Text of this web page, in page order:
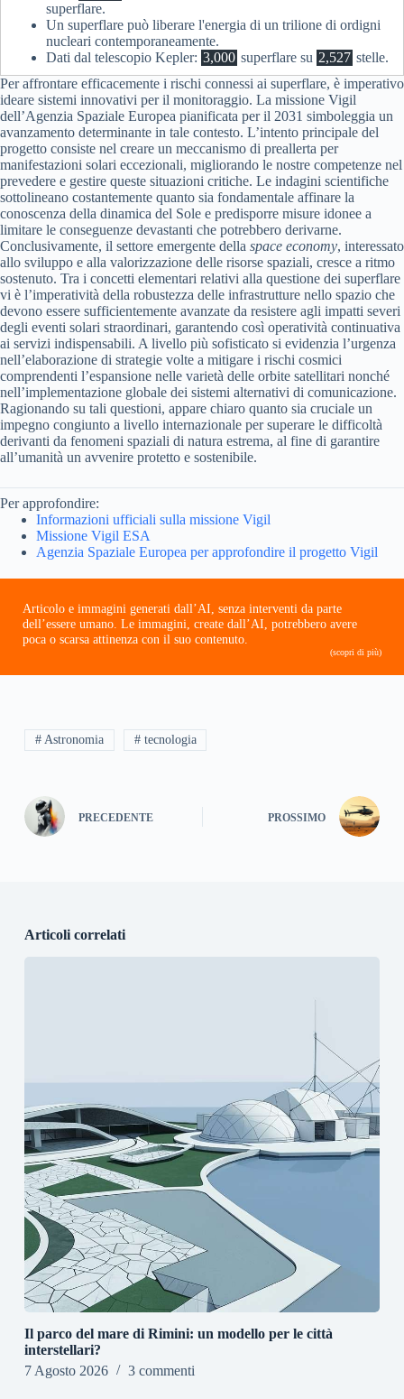
superflare.
Un superflare può liberare l'energia di un trilione di ordigni
nucleari contemporaneamente.
Dati dal telescopio Kepler: 3,000 superflare su 2,527 stelle.
Per affrontare efficacemente i rischi connessi ai superflare, è imperativo
ideare sistemi innovativi per il monitoraggio. La missione Vigil
dell’Agenzia Spaziale Europea pianificata per il 2031 simboleggia un
avanzamento determinante in tale contesto. L’intento principale del
progetto consiste nel creare un meccanismo di preallerta per
manifestazioni solari eccezionali, migliorando le nostre competenze nel
prevedere e gestire queste situazioni critiche. Le indagini scientifiche
sottolineano costantemente quanto sia fondamentale affinare la
conoscenza della dinamica del Sole e predisporre misure idonee a
limitare le conseguenze devastanti che potrebbero derivarne.
Conclusivamente, il settore emergente della space economy, interessato
allo sviluppo e alla valorizzazione delle risorse spaziali, cresce a ritmo
sostenuto. Tra i concetti elementari relativi alla questione dei superflare
vi è l’imperatività della robustezza delle infrastrutture nello spazio che
devono essere sufficientemente avanzate da resistere agli impatti severi
degli eventi solari straordinari, garantendo così operatività continuativa
ai servizi indispensabili. A livello più sofisticato si evidenzia l’urgenza
nell’elaborazione di strategie volte a mitigare i rischi cosmici
comprendenti l’espansione nelle varietà delle orbite satellitari nonché
nell’implementazione globale dei sistemi alternativi di comunicazione.
Ragionando su tali questioni, appare chiaro quanto sia cruciale un
impegno congiunto a livello internazionale per superare le difficoltà
derivanti da fenomeni spaziali di natura estrema, al fine di garantire
all’umanità un avvenire protetto e sostenibile.
Per approfondire:
Informazioni ufficiali sulla missione Vigil
Missione Vigil ESA
Agenzia Spaziale Europea per approfondire il progetto Vigil
Articolo e immagini generati dall’AI, senza interventi da parte
dell’essere umano. Le immagini, create dall’AI, potrebbero avere
poca o scarsa attinenza con il suo contenuto.
(scopri di più)
# Astronomia # tecnologia
PRECEDENTE PROSSIMO
Articoli correlati
Il parco del mare di Rimini: un modello per le città
interstellari?
7 Agosto 2026
3 commenti